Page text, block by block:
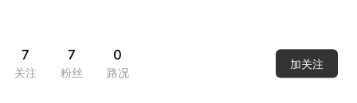
7
关注
7
粉丝
0
路况
加关注